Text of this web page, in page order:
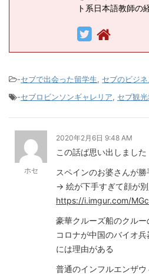
ト系日本語教師の
-セブで出会った留学生, セブのビジ
-セブロビンソンギャレリア, セブ観
ホセ
2020年2月6日 9:48 AM
この話ば思い出しました
スペインのお婆さんが
→ 絵が下手すぎて顔が別
https://i.imgur.com/
豪華クルーズ船のクル
コロナが中国のバイオ
には理由がある
普通のインフルエンザ